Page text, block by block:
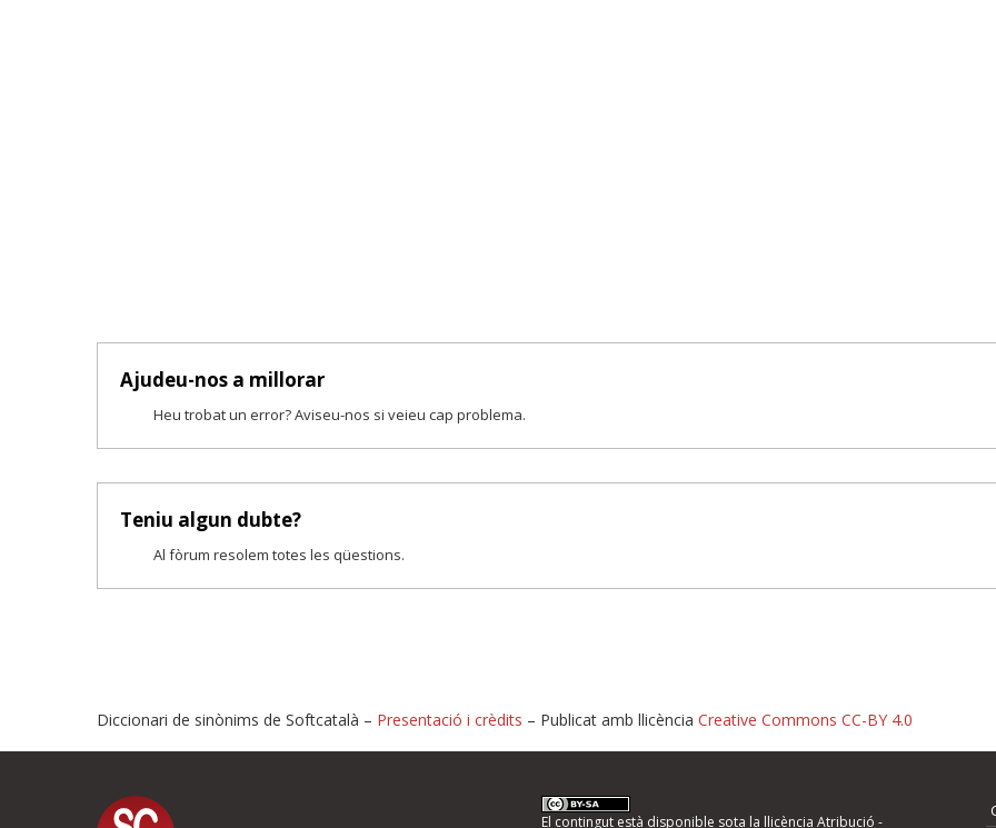
Ajudeu-nos a millorar
Heu trobat un error? Aviseu-nos si veieu cap problema.
Teniu algun dubte?
Al fòrum resolem totes les qüestions.
Proposeu-nos millores o informeu d'errors
Diccionari de sinònims de Softcatalà – Presentació i crèdits – Publicat amb llicència Creative Commons CC-BY 4.0
El contingut està disponible sota la llicència Atribució -